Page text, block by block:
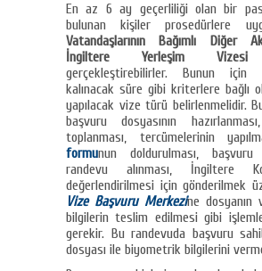
En az 6 ay geçerliliği olan bir
bulunan kişiler prosedürlere
Vatandaşlarının Bağımlı Diğer
İngiltere Yerleşim
gerçekleştirebilirler. Bunun için
kalınacak süre gibi kriterlere bağlı
yapılacak vize türü belirlenmelidir.
başvuru dosyasının
toplanması, tercümelerinin
formunun doldurulması, başvuru
randevu alınması, İngiltere
değerlendirilmesi için gönderilmek
Vize Başvuru Merkezine dosyanın
bilgilerin teslim edilmesi gibi
gerekir. Bu randevuda başvuru
dosyası ile biyometrik bilgilerini